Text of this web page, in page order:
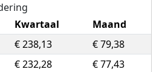
Kwartaal
Maand
€ 238,13
€ 79,38
€ 232,28
€ 77,43